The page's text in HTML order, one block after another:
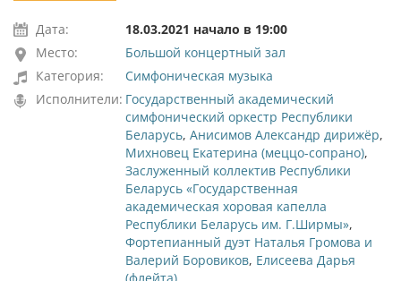
Дата:
18.03.2021 начало в 19:00
Место:
Большой концертный зал
Категория:
Симфоническая музыка
Исполнители: Государственный академический
симфонический оркестр Республики
Беларусь, Анисимов Александр дирижёр,
Михновец Екатерина (меццо-сопрано),
Заслуженный коллектив Республики
Беларусь «Государственная
академическая хоровая капелла
Республики Беларусь им. Г.Ширмы»,
Фортепианный дуэт Наталья Громова и
Валерий Боровиков, Елисеева Дарья